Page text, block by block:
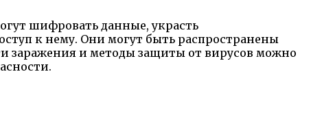
шифровать данные, украсть
к нему. Они могут быть распространены
заражения и методы защиты от вирусов можно